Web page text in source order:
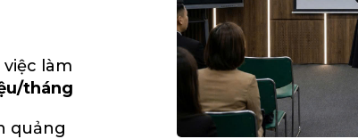
làm
tháng
quảng